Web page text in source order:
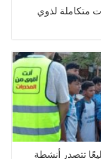
بطاقة خدمات متكاملة لذوي
الإدمان بمشاركة 350 طليعًا تتصدر أنشطة